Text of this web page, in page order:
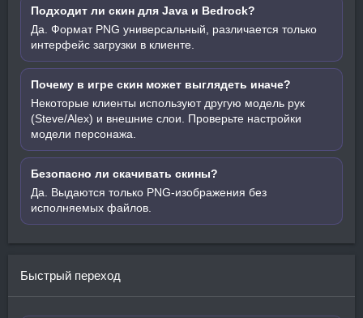
Подходит ли скин для Java и Bedrock?
Да. Формат PNG универсальный, различается только
интерфейс загрузки в клиенте.
Почему в игре скин может выглядеть иначе?
Некоторые клиенты используют другую модель рук
(Steve/Alex) и внешние слои. Проверьте настройки
модели персонажа.
Безопасно ли скачивать скины?
Да. Выдаются только PNG-изображения без
исполняемых файлов.
Быстрый переход